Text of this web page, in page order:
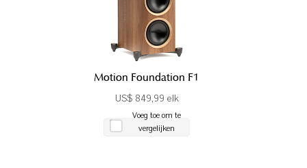
Motion Foundation F1
US$ 849,99 elk
Voeg toe om te
vergelijken